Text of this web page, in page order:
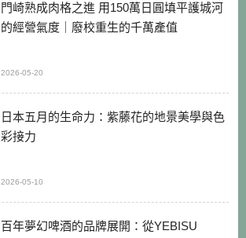
門崎熟成肉格之進 用150萬日圓填平護城河
的經營氣度｜廢校重生的千萬產值
2026-05-20
日本五月的生命力：紫藤花的地景美學與色
彩接力
2026-05-10
百年夢幻啤酒的品牌展開：從YEBISU